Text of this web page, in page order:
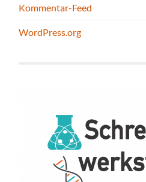
Kommentar-Feed
WordPress.org